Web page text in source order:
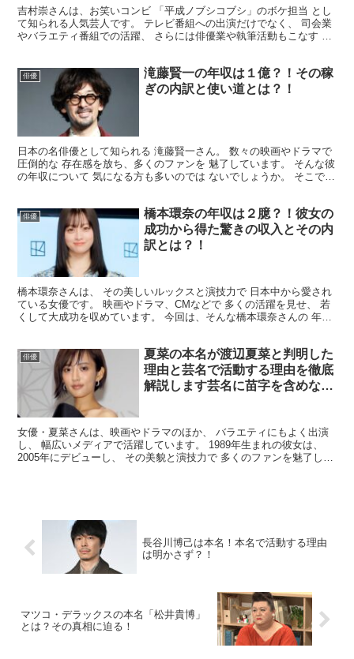
吉村崇さんは、お笑いコンビ 「平成ノブシコブシ」のボケ担当 とし
て知られる人気芸人です。 テレビ番組への出演だけでなく、 司会業
やバラエティ番組での活躍、 さらには俳優業や執筆活動もこなす 多
俳優
滝藤賢一の年収は１億？！その稼
ぎの内訳と使い道とは？！
日本の名俳優として知られる 滝藤賢一さん。 数々の映画やドラマで
圧倒的な 存在感を放ち、多くのファンを 魅了しています。 そんな彼
の年収について 気になる方も多いのでは ないでしょうか。 そこで今
俳優
橋本環奈の年収は２臆？！彼女の
成功から得た驚きの収入とその内
訳とは？！
橋本環奈さんは、 その美しいルックスと演技力で 日本中から愛され
ている女優です。 映画やドラマ、CMなどで 多くの活躍を見せ、 若
くして大成功を収めています。 今回は、そんな橋本環奈さんの 年収
俳優
夏菜の本名が渡辺夏菜と判明した
理由と芸名で活動する理由を徹底
解説します芸名に苗字を含めない
女優・夏菜さんは、映画やドラマのほか、 バラエティにもよく出演
し、 幅広いメディアで活躍しています。 1989年生まれの彼女は、
2005年にデビューし、 その美貌と演技力で 多くのファンを魅了して
長谷川博己は本名！本名で活動する理由
は明かさず？！
マツコ・デラックスの本名「松井貴博」
とは？その真相に迫る！